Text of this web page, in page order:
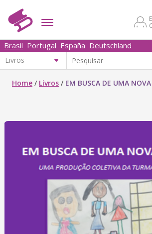
Brasil Portugal España Deutschland
Home / Livros / EM BUSCA DE UMA